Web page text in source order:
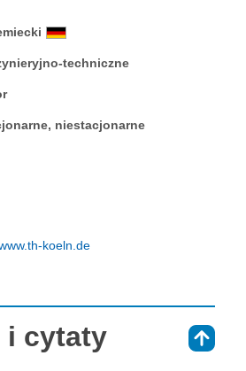
techniczne
nie­sta­cjo­nar­ne
koeln.de
i cytaty